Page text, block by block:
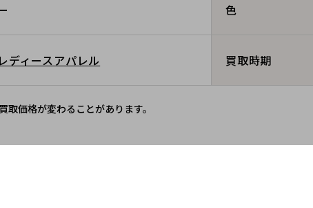
色
レディースアパレル 買取時期
価格が変わることがあります。